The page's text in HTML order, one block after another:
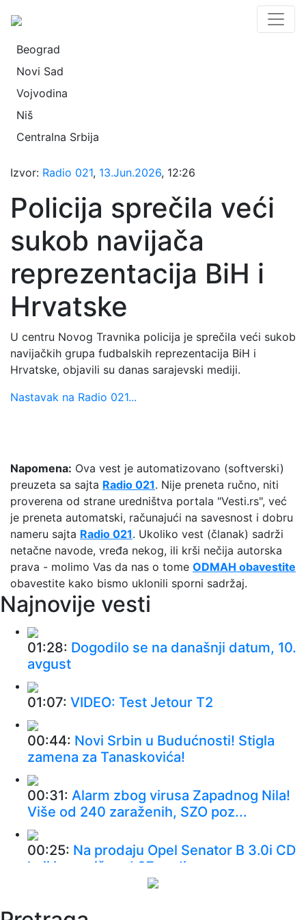
Beograd
Novi Sad
Vojvodina
Niš
Centralna Srbija
Izvor: Radio 021, 13.Jun.2026, 12:26
Policija sprečila veći
sukob navijača
reprezentacija BiH i
Hrvatske
U centru Novog Travnika policija je sprečila veći sukob
navijačkih grupa fudbalskih reprezentacija BiH i
Hrvatske, objavili su danas sarajevski mediji.
Nastavak na Radio 021...
Napomena: Ova vest je automatizovano (softverski)
preuzeta sa sajta Radio 021. Nije preneta ručno, niti
proverena od strane uredništva portala "Vesti.rs", već
je preneta automatski, računajući na savesnost i dobru
nameru sajta Radio 021. Ukoliko vest (članak) sadrži
netačne navode, vređa nekog, ili krši nečija autorska
prava - molimo Vas da nas o tome ODMAH obavestite
obavestite kako bismo uklonili sporni sadržaj.
Najnovije vesti
01:28: Dogodilo se na današnji datum, 10.
avgust
01:07: VIDEO: Test Jetour T2
00:44: Novi Srbin u Budućnosti! Stigla
zamena za Tanaskovića!
00:31: Alarm zbog virusa Zapadnog Nila!
Više od 240 zaraženih, SZO poz...
00:25: Na prodaju Opel Senator B 3.0i CD
koji je za više od 37 godina p...